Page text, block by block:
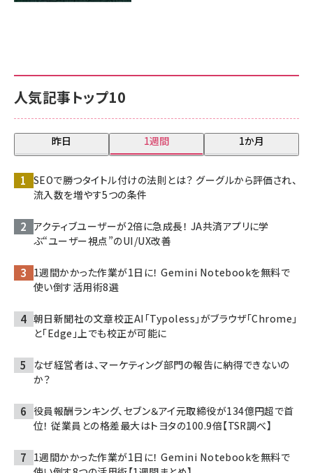
人気記事トップ10
昨日 1週間 1か月
SEOで勝つタイトル付けの法則とは？ グーグルから評価され、
流入数を増やす5つの条件
アクティブユーザーが2倍に急成長！ JA共済アプリに学
ぶ“ユーザー視点”のUI/UX改善
1週間かかった作業が1日に！ Gemini Notebookを無料で
使い倒す活用術8選
朝日新聞社の文章校正AI「Typoless」がブラウザ「Chrome」
と「Edge」上でも校正が可能に
なぜ経営者は、マーケティング部門の報告に納得できないの
か？
役員報酬ランキング、セブン＆アイ元取締役が134億円超で首
位！ 従業員との格差最大はトヨタの100.9倍【TSR調べ】
1週間かかった作業が1日に！ Gemini Notebookを無料で